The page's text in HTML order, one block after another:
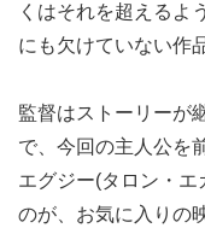
くはそれを超えるよ
にも欠けていない作
監督はストーリーが
で、今回の主人公を
エグジー(タロン・
のが、お気に入りの